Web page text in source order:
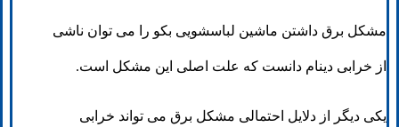
مشکل برق داشتن ماشین لباسشویی بکو را می توان ناشی
از خرابی دینام دانست که علت اصلی این مشکل است.
یکی دیگر از دلایل احتمالی مشکل برق می تواند خرابی